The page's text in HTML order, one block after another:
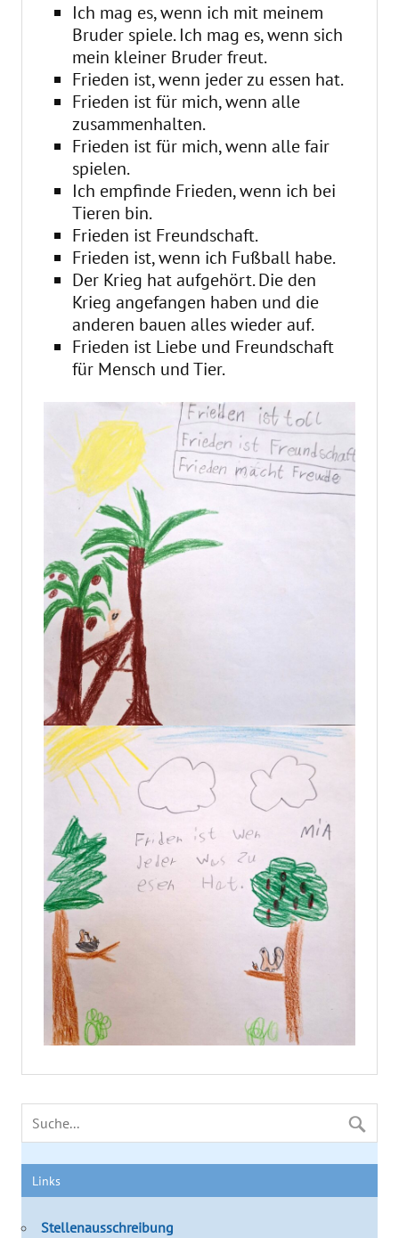
Ich mag es, wenn ich mit meinem
Bruder spiele. Ich mag es, wenn sich
mein kleiner Bruder freut.
Frieden ist, wenn jeder zu essen hat.
Frieden ist für mich, wenn alle
zusammenhalten.
Frieden ist für mich, wenn alle fair
spielen.
Ich empfinde Frieden, wenn ich bei
Tieren bin.
Frieden ist Freundschaft.
Frieden ist, wenn ich Fußball habe.
Der Krieg hat aufgehört. Die den
Krieg angefangen haben und die
anderen bauen alles wieder auf.
Frieden ist Liebe und Freundschaft
für Mensch und Tier.
Links
Stellenausschreibung